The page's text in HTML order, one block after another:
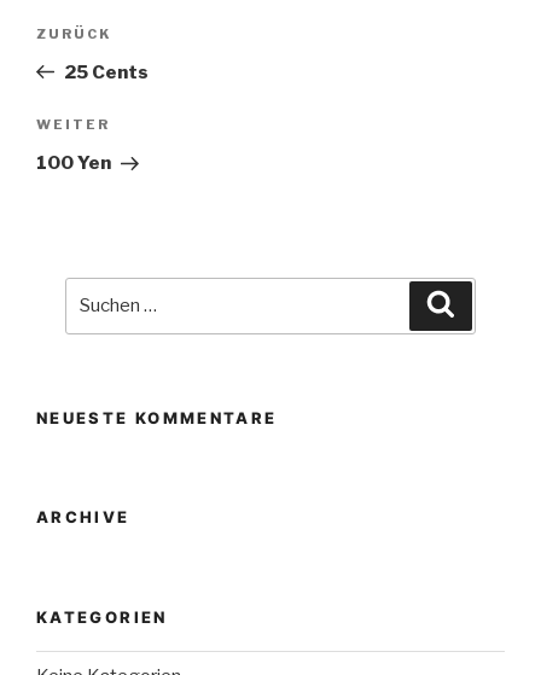
Beitrags-
Vorheriger
Beitrag
ZURÜCK
25 Cents
Nächster
Beitrag
WEITER
100 Yen
NEUESTE KOMMENTARE
ARCHIVE
KATEGORIEN